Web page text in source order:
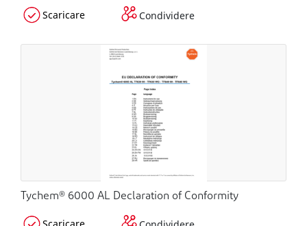
Scaricare Condividere
Tychem® 6000 AL Declaration of Conformity